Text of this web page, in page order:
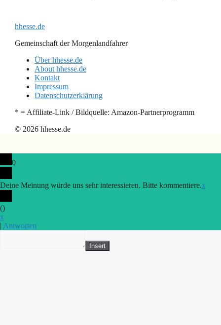
hhesse.de
Gemeinschaft der Morgenlandfahrer
Über hhesse.de
About hhesse.de
Kontakt
Impressum
Datenschutzerklärung
* = Affiliate-Link / Bildquelle: Amazon-Partnerprogramm
© 2026 hhesse.de
0
Deine Meinung würde uns sehr interessieren. Bitte kommentiere.x
()
x
| Antworten
Insert